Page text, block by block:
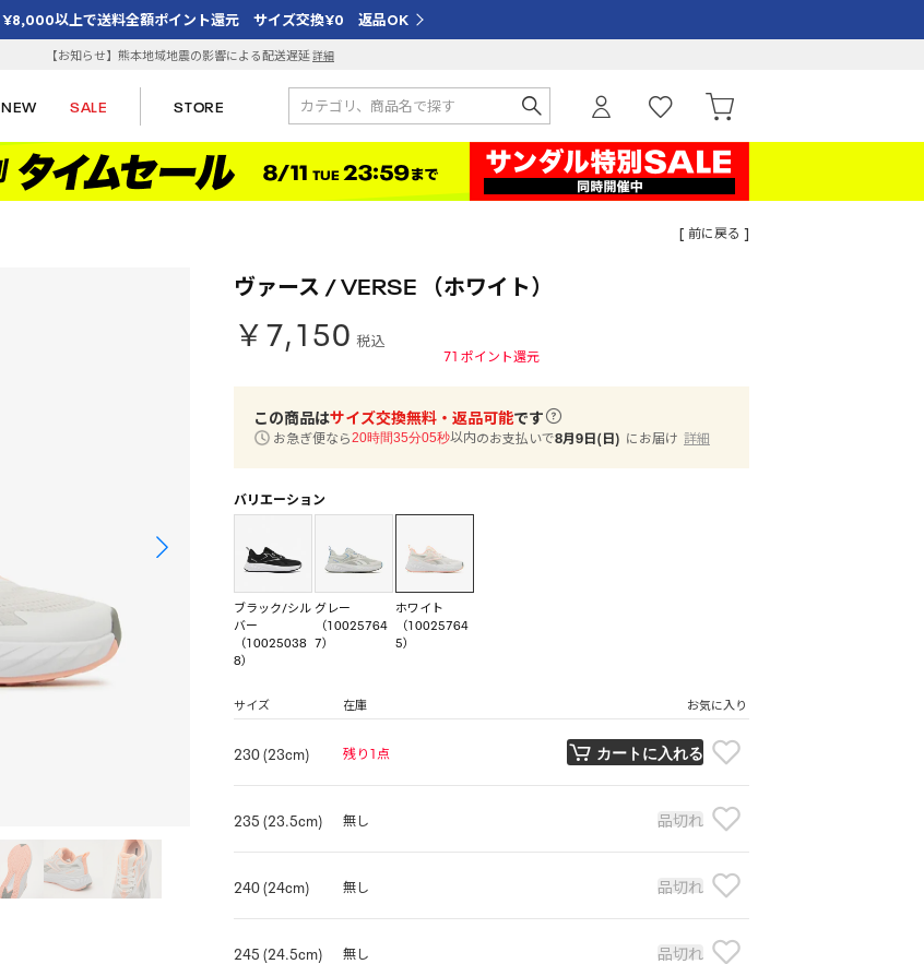
¥8,000以上で送料全額ポイント還元 サイズ交換¥0 返品OK
【お知らせ】熊本地域地震の影響による配送遅延詳細
NEW SALE STORE
[ 前に戻る ]
ヴァース / VERSE （ホワイト）
￥7,150 税込
71 ポイント還元
この商品はサイズ交換無料・返品可能です
お急ぎ便なら20時間35分04秒以内のお支払いで8月9日(日) にお届け 詳細
バリエーション
ブラック/シル
バー
（10025038
8）
グレー
（10025764
7）
ホワイト
（10025764
5）
サイズ 在庫 お気に入り
230 (23cm) 残り1点 カートに入れる
235 (23.5cm) 無し 品切れ
240 (24cm) 無し 品切れ
245 (24.5cm) 無し 品切れ